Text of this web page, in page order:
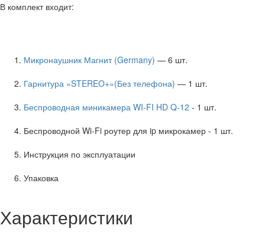
В комплект входит:
Микронаушник Магнит (Germany) — 6 шт.
Гарнитура «STEREO+»(Без телефона) — 1 шт.
Беспроводная миникамера WI-FI HD Q-12 - 1 шт.
Беспроводной Wi-Fi роутер для ip микрокамер - 1 шт.
Инструкция по эксплуатации
Упаковка
Характеристики